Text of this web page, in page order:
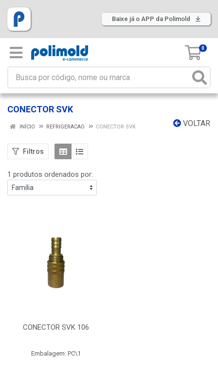
Baixe já o APP da Polimold
0
CONECTOR SVK
VOLTAR
INÍCIO REFRIGERACAO CONECTOR SVK
Filtros
1 produtos ordenados por:
CONECTOR SVK 106
Embalagem: PC\1